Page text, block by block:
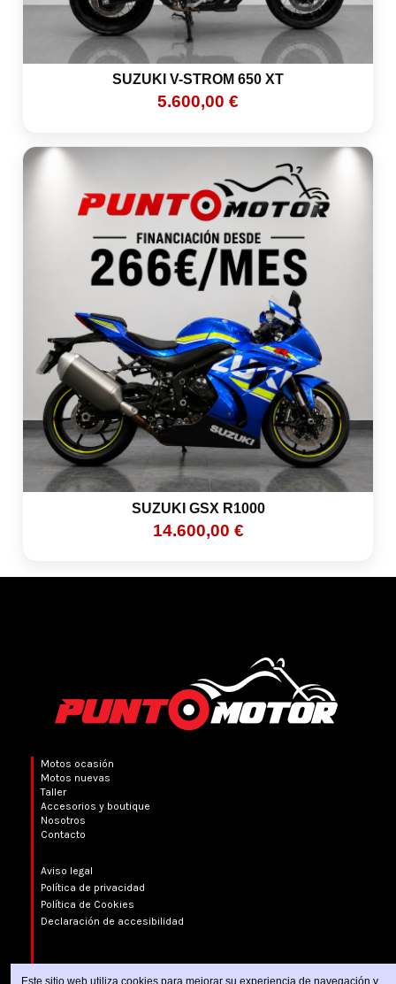
SUZUKI V-STROM 650 XT
5.600,00 €
SUZUKI GSX R1000
14.600,00 €
Motos ocasión
Motos nuevas
Taller
Accesorios y boutique
Nosotros
Contacto
Aviso legal
Política de privacidad
Política de Cookies
Declaración de accesibilidad